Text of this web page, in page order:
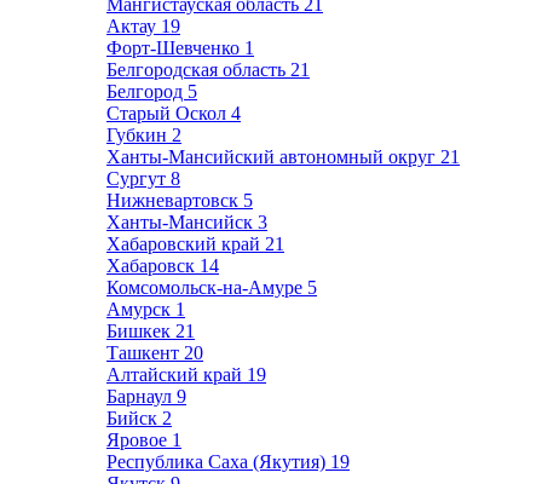
Мангистауская область 21
Актау 19
Форт-Шевченко 1
Белгородская область 21
Белгород 5
Старый Оскол 4
Губкин 2
Ханты-Мансийский автономный округ 21
Сургут 8
Нижневартовск 5
Ханты-Мансийск 3
Хабаровский край 21
Хабаровск 14
Комсомольск-на-Амуре 5
Амурск 1
Бишкек 21
Ташкент 20
Алтайский край 19
Барнаул 9
Бийск 2
Яровое 1
Республика Саха (Якутия) 19